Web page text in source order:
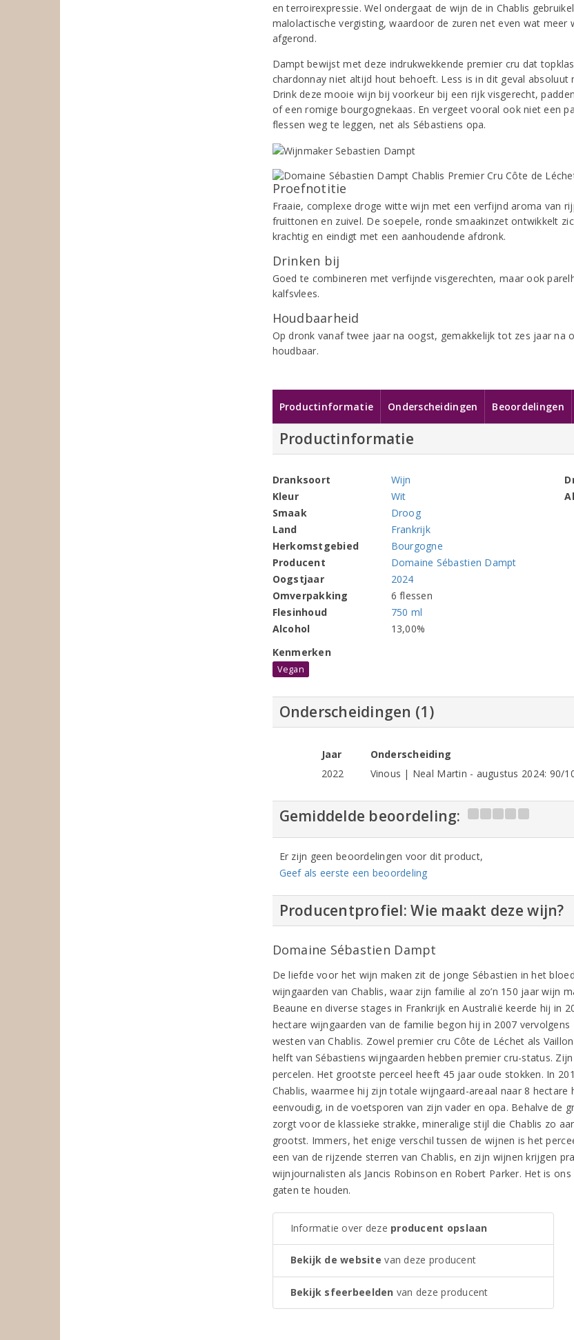
en terroirexpressie. Wel ondergaat de wijn de in Chablis
malolactische vergisting, waardoor de zuren net even wat meer
afgerond.
Dampt bewijst met deze indrukwekkende premier cru dat
chardonnay niet altijd hout behoeft. Less is in dit geval absoluut
Drink deze mooie wijn bij voorkeur bij een rijk visgerecht,
of een romige bourgognekaas. En vergeet vooral ook niet een
flessen weg te leggen, net als Sébastiens opa.
Proefnotitie
Fraaie, complexe droge witte wijn met een verfijnd aroma van
fruittonen en zuivel. De soepele, ronde smaakinzet ontwikkelt
krachtig en eindigt met een aanhoudende afdronk.
Drinken bij
Goed te combineren met verfijnde visgerechten, maar ook
kalfsvlees.
Houdbaarheid
Op dronk vanaf twee jaar na oogst, gemakkelijk tot zes jaar na
houdbaar.
Productinformatie Onderscheidingen Beoordelingen
Productinformatie
Dranksoort
Wijn
Kleur
Wit
Smaak
Droog
Land
Frankrijk
Herkomstgebied
Bourgogne
Producent
Domaine Sébastien Dampt
Oogstjaar
2024
Omverpakking
6 flessen
Flesinhoud
750 ml
Alcohol
13,00%
Kenmerken
Vegan
Onderscheidingen (1)
Jaar
Onderscheiding
2022
Vinous | Neal Martin - augustus 2024: 90/
Gemiddelde beoordeling:
Er zijn geen beoordelingen voor dit product,
Geef als eerste een beoordeling
Producentprofiel: Wie maakt deze wijn?
Domaine Sébastien Dampt
De liefde voor het wijn maken zit de jonge Sébastien in het
wijngaarden van Chablis, waar zijn familie al zo’n 150 jaar wijn
Beaune en diverse stages in Frankrijk en Australië keerde hij
hectare wijngaarden van de familie begon hij in 2007
westen van Chablis. Zowel premier cru Côte de Léchet als
helft van Sébastiens wijngaarden hebben premier cru-status.
percelen. Het grootste perceel heeft 45 jaar oude stokken. In
Chablis, waarmee hij zijn totale wijngaard-areaal naar 8
eenvoudig, in de voetsporen van zijn vader en opa. Behalve de
zorgt voor de klassieke strakke, mineralige stijl die Chablis zo
grootst. Immers, het enige verschil tussen de wijnen is het
een van de rijzende sterren van Chablis, en zijn wijnen krijgen
wijnjournalisten als Jancis Robinson en Robert Parker. Het is
gaten te houden.
Informatie over deze producent opslaan
Bekijk de website van deze producent
Bekijk sfeerbeelden van deze producent